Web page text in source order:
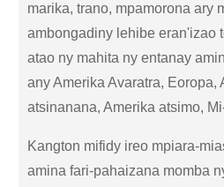
marika, trano, mpamorona ary
ambongadiny lehibe eran'izao
atao ny mahita ny entanay
any Amerika Avaratra, Eoropa,
atsinanana, Amerika atsimo,
Kangton mifidy ireo mpiara-
amina fari-pahaizana momba